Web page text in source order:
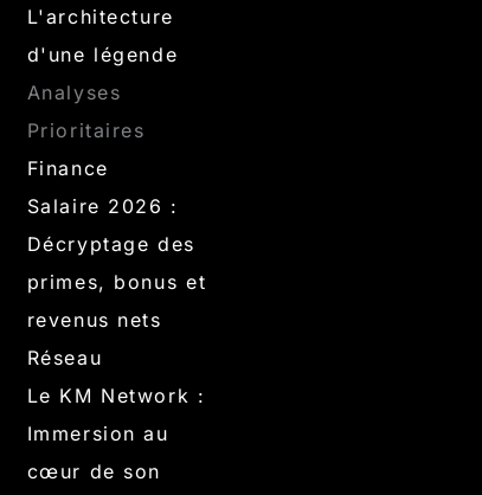
L'architecture
d'une légende
Analyses
Prioritaires
Finance
Salaire 2026 :
Décryptage des
primes, bonus et
revenus nets
Réseau
Le KM Network :
Immersion au
cœur de son